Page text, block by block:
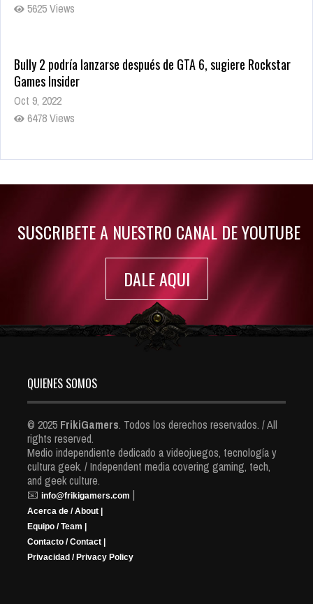
5625 Views
Bully 2 podría lanzarse después de GTA 6, sugiere Rockstar
Games Insider
Oct 9, 2022
6478 Views
Rumor: Se filtran los primeros detalles de Resident Evil 9
SUSCRIBETE A NUESTRO CANAL DE YOUTUBE
DALE AQUI
QUIENES SOMOS
© 2025 FrikiGamers. Todos los derechos reservados. / All
rights reserved.
Medio independiente dedicado a videojuegos, tecnología y
cultura geek. / Independent media covering gaming, tech,
and geek culture.
📧 info@frikigamers.com |
Acerca de / About |
Equipo / Team |
Contacto / Contact |
Privacidad / Privacy Policy